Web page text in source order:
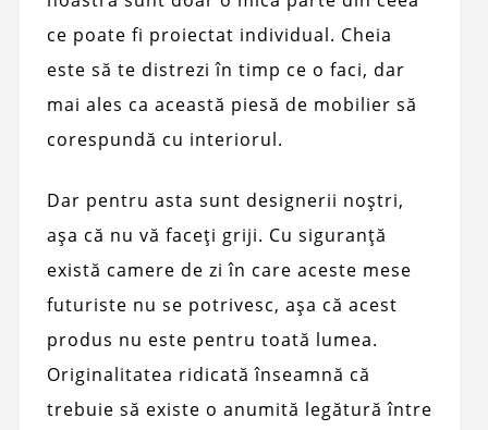
ce poate fi proiectat individual. Cheia
este să te distrezi în timp ce o faci, dar
mai ales ca această piesă de mobilier să
corespundă cu interiorul.
Dar pentru asta sunt designerii noștri,
așa că nu vă faceți griji. Cu siguranță
există camere de zi în care aceste mese
futuriste nu se potrivesc, așa că acest
produs nu este pentru toată lumea.
Originalitatea ridicată înseamnă că
trebuie să existe o anumită legătură între